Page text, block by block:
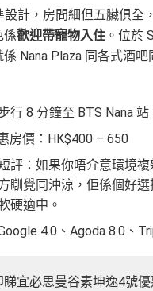
設計，房間細但五臟俱全
係歡迎帶寵物入住 。位於
Nana Plaza 同各式酒
行 8 分鐘至 BTS Nana 站
房價：HK$400 – 650
評：如果你唔介意環境
瞓覺同沖涼，佢係個好
硬適中。
4.0、Agoda 8.0、
睇宜必思曼谷素坤逸4號